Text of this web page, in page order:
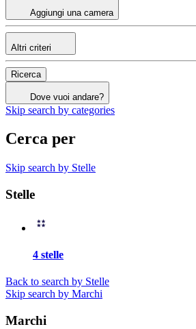
Aggiungi una camera
Altri criteri
Ricerca
Dove vuoi andare?
Skip search by categories
Cerca per
Skip search by Stelle
Stelle
4 stelle
Back to search by Stelle
Skip search by Marchi
Marchi